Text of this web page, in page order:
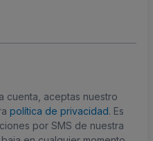
cuenta, aceptas nuestro
política de privacidad. Es
por SMS de nuestra